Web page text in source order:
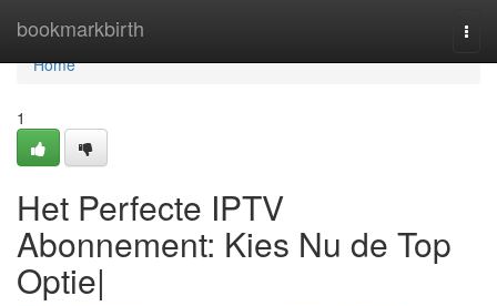
bookmarkbirth
Home
Home
1
Het Perfecte IPTV
Abonnement: Kies Nu de Top
Optie|